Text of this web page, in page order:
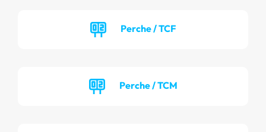
Perche / TCF
Perche / TCM